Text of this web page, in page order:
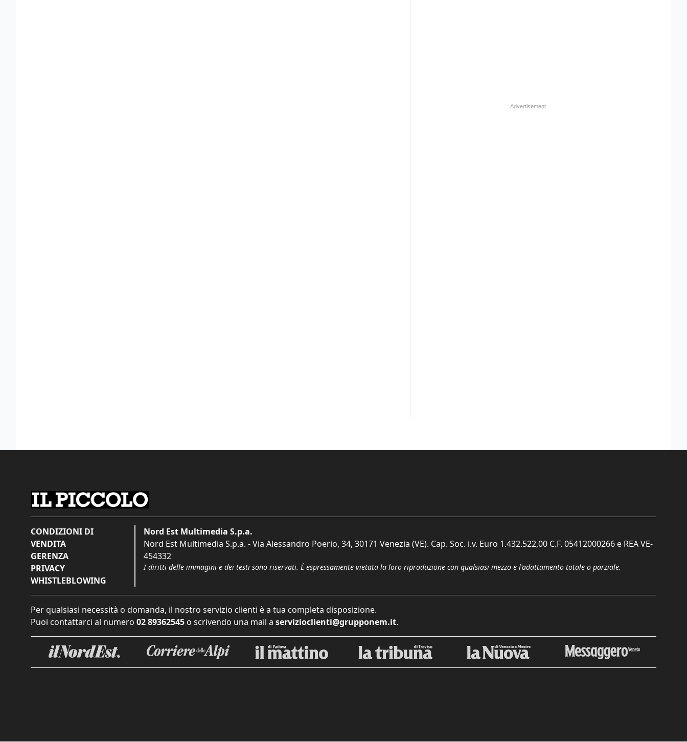
CONDIZIONI DI
VENDITA
GERENZA
PRIVACY
WHISTLEBLOWING
Nord Est Multimedia S.p.a.
Nord Est Multimedia S.p.a. - Via Alessandro Poerio, 34, 30171 Venezia (VE). Cap. Soc. i.v. Euro 1.432.522,00 C.F. 05412000266 e REA VE-
454332
I diritti delle immagini e dei testi sono riservati. È espressamente vietata la loro riproduzione con qualsiasi mezzo e l'adattamento totale o parziale.
Per qualsiasi necessità o domanda, il nostro servizio clienti è a tua completa disposizione.
Puoi contattarci al numero 02 89362545 o scrivendo una mail a servizioclienti@grupponem.it.